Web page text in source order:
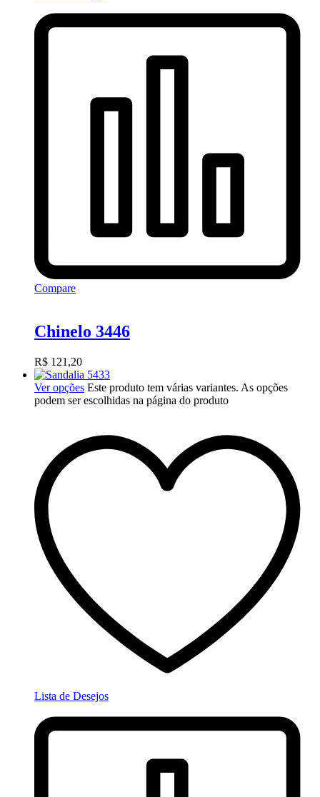
Compare
Chinelo 3446
R$ 121,20
Ver opções Este produto tem várias variantes. As opções
podem ser escolhidas na página do produto
Lista de Desejos